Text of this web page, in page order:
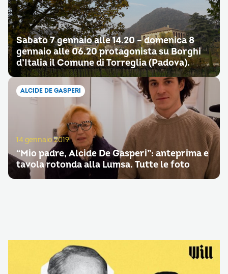
Sabato 7 gennaio alle 14.20 – domenica 8
gennaio alle 06.20 protagonista su Borghi
d’Italia il Comune di Torreglia (Padova).
ALCIDE DE GASPERI
14 gennaio 2019
“Mio padre, Alcide De Gasperi”: anteprima e
tavola rotonda alla Lumsa. Tutte le foto